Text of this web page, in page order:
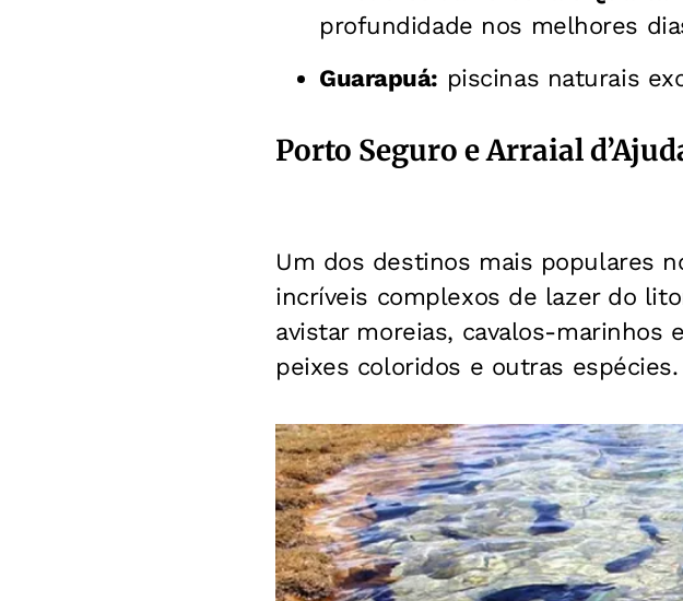
profundidade nos melhores
Guarapuá: piscinas naturais
Porto Seguro e Arraial
Um dos destinos mais populares
incríveis complexos de lazer do
avistar moreias, cavalos-marinhos
peixes coloridos e outras espécies.